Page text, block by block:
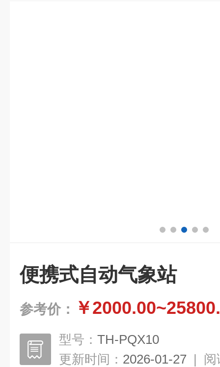
便携式自动气象站
参考价： ￥
型号： TH-PQX10
更新时间： 2026-01-27 | 阅